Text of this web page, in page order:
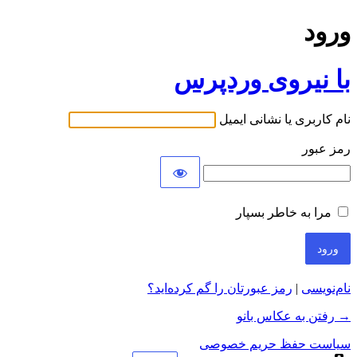
ورود
با نیروی وردپرس
نام کاربری یا نشانی ایمیل
رمز عبور
مرا به خاطر بسپار
نام‌نویسی | رمز عبورتان را گم کرده‌اید؟
→ رفتن به عکاس بانو
سیاست حفظ حریم خصوصی